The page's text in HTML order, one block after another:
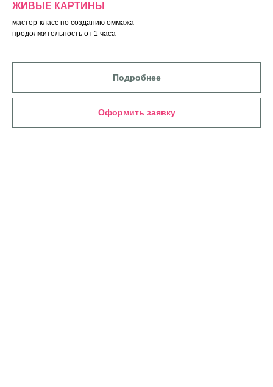
ЖИВЫЕ КАРТИНЫ
мастер-класс по созданию оммажа
продолжительность от 1 часа
Подробнее
Оформить заявку